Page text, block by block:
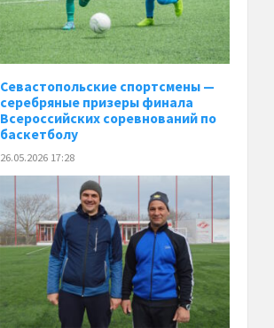
Севастопольские спортсмены —
серебряные призеры финала
Всероссийских соревнований по
баскетболу
26.05.2026 17:28